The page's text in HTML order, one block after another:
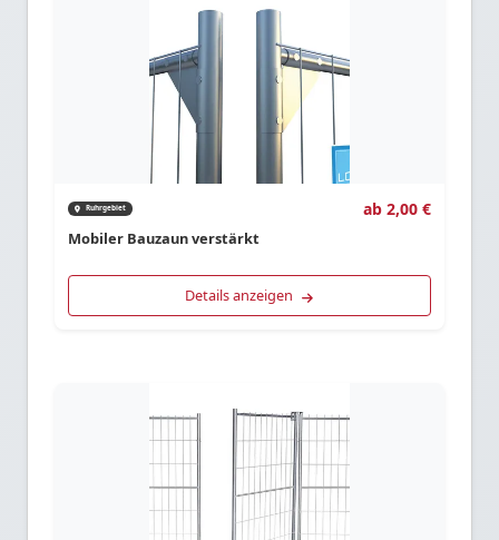
Ruhrgebiet ab 2,00 €
Mobiler Bauzaun verstärkt
Details anzeigen